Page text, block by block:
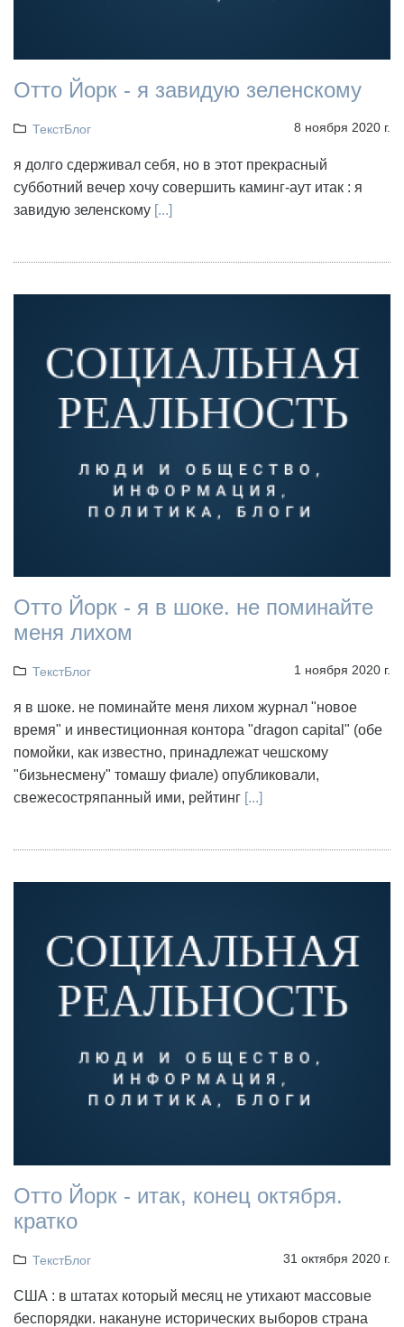
Отто Йорк - я завидую зеленскому
ТекстБлог 8 ноября 2020 г.
я долго сдерживал себя, но в этот прекрасный
субботний вечер хочу совершить каминг-аут итак : я
завидую зеленскому [...]
Отто Йорк - я в шоке. не поминайте
меня лихом
ТекстБлог 1 ноября 2020 г.
я в шоке. не поминайте меня лихом журнал "новое
время" и инвестиционная контора "dragon capital" (обе
помойки, как известно, принадлежат чешскому
"бизьнесмену" томашу фиале) опубликовали,
свежесостряпанный ими, рейтинг [...]
Отто Йорк - итак, конец октября.
кратко
ТекстБлог 31 октября 2020 г.
США : в штатах который месяц не утихают массовые
беспорядки. накануне исторических выборов страна